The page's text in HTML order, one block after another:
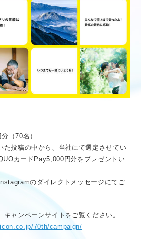
（70名）
た投稿の中から、当社にて選定させてい
カードPay5,000円分をプレゼントい
のダイレクトメッセージにてご
ャンペーンサイトをご覧ください。
70th/campaign/